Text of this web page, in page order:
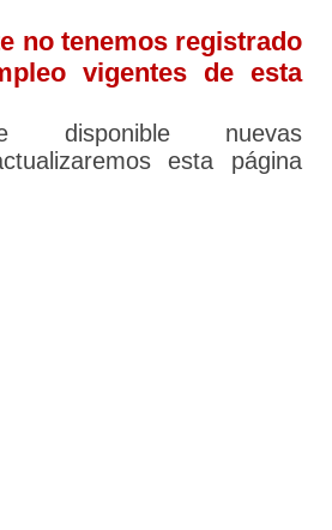
no tenemos registrado
vigentes de esta
disponible nuevas
esta página